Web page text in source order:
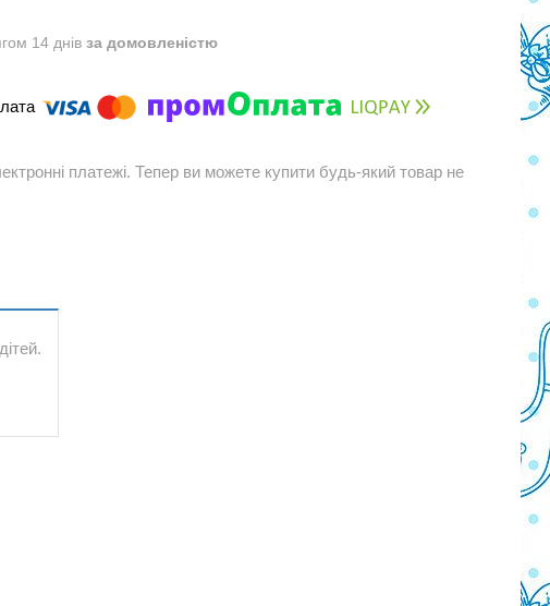
14 днів за домовленістю
платежі. Тепер ви можете купити будь-який товар не